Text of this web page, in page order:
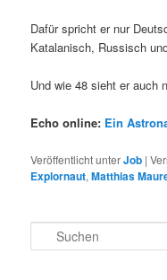
Dafür spricht er nur
Katalanisch, Russisch
Und wie 48 sieht er auch
Echo online: Ein
Veröffentlicht unterJob |
Explornaut,Matthias
u